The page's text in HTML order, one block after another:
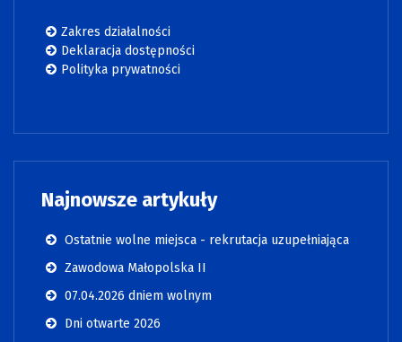
Zakres działalności
Deklaracja dostępności
Polityka prywatności
Najnowsze artykuły
Ostatnie wolne miejsca - rekrutacja uzupełniająca
Zawodowa Małopolska II
07.04.2026 dniem wolnym
Dni otwarte 2026